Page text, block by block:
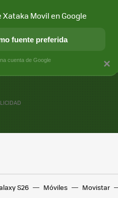
APLICACIONES
S26 Móviles Movistar
×
Xataka Movil en Google
fuente preferida
cuenta de Google